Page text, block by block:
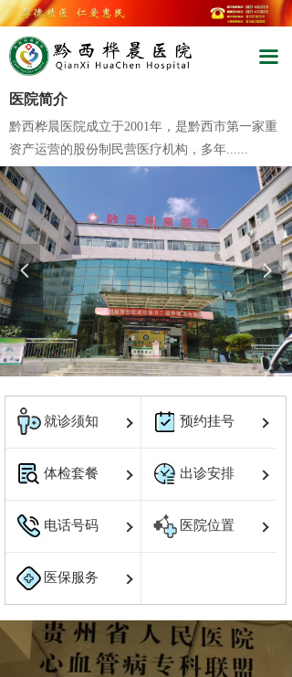
끀
끀
医院简介
黔西桦晨医院成立于2001年，是黔西市第一家重
资产运营的股份制民营医疗机构，多年......
넳 넲
就诊须知 预约挂号
体检套餐 出诊安排
电话号码 医院位置
医保服务